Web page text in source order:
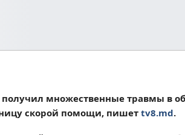
множественные травмы в
скорой помощи, пишет tv8.md.